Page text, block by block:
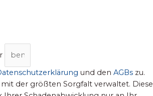
und den AGBs zu.
der größten Sorgfalt verwaltet. Diese